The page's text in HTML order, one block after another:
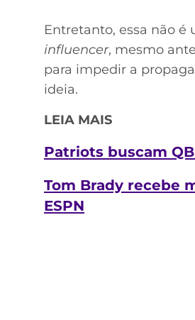
Entretanto, essa não
influencer, mesmo
para impedir a
ideia.
LEIA MAIS
Patriots buscam
Tom Brady recebe
ESPN